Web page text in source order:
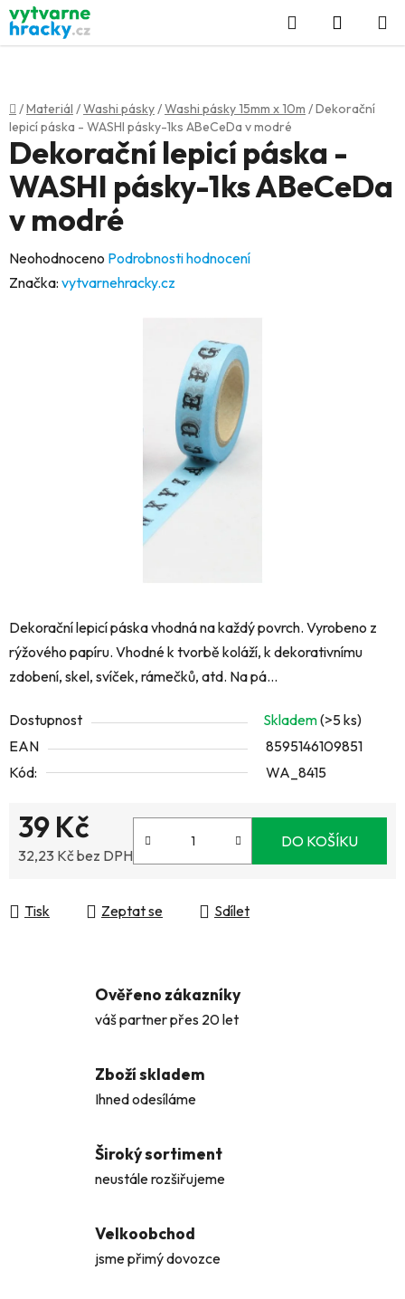
Přejít
na
obsah
Hledat
KOŠÍK
Domů
/Materiál /Washi pásky/Washi pásky 15mm x 10m /Dekorační
lepicí páska - WASHI pásky-1ks ABeCeDa v modré
Dekorační lepicí páska vhodná na každý povrch. Vyrobeno z
rýžového papíru. Vhodné k tvorbě koláží, k dekorativnímu
zdobení, skel, svíček, rámečků, atd. Na pá...
Dostupnost Skladem(>5 ks)
EAN
8595146109851
Kód:
WA_8415
39 Kč
32,23 Kč bez DPH
DO KOŠÍKU
Tisk Zeptat se Sdílet
Dekorační lepicí páska -
WASHI pásky-1ks ABeCeDa
v modré
Průměrné
hodnocení
Neohodnoceno Podrobnosti hodnocení
Značka: vytvarnehracky.cz
Ověřeno zákazníky
váš partner přes 20 let
Zboží skladem
Ihned odesíláme
Široký sortiment
neustále rozšiřujeme
Velkoobchod
jsme přimý dovozce